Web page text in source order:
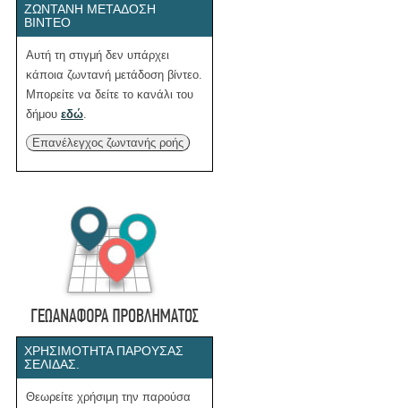
ΖΩΝΤΑΝΉ ΜΕΤΆΔΟΣΗ
ΒΊΝΤΕΟ
Αυτή τη στιγμή δεν υπάρχει
κάποια ζωντανή μετάδοση βίντεο.
Μπορείτε να δείτε το κανάλι του
δήμου εδώ
Επανέλεγχος ζωντανής ροής
ΧΡΗΣΙΜΌΤΗΤΑ ΠΑΡΟΎΣΑΣ
ΣΕΛΊΔΑΣ.
Θεωρείτε χρήσιμη την παρούσα